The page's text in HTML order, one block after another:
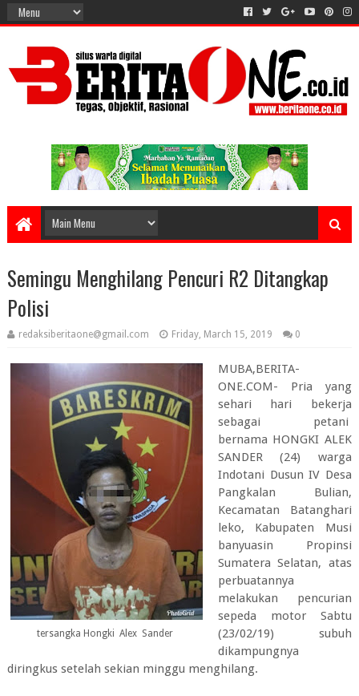
Semingu Menghilang Pencuri R2 Ditangkap
Polisi
redaksiberitaone@gmail.com Friday, March 15, 2019 0
tersangka Hongki Alex Sander
MUBA,BERITA-
ONE.COM- Pria yang
sehari hari bekerja
sebagai petani
bernama HONGKI ALEK
SANDER (24) warga
Indotani Dusun IV Desa
Pangkalan Bulian,
Kecamatan Batanghari
leko, Kabupaten Musi
banyuasin Propinsi
Sumatera Selatan, atas
perbuatannya
melakukan pencurian
sepeda motor Sabtu
(23/02/19) subuh
dikampungnya
diringkus setelah sekian minggu menghilang.